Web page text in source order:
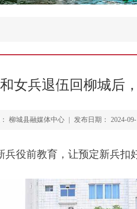
女兵退伍回柳城后
柳城县融媒体中心 | 发布日期： 2024-
役前教育，让预定新兵扣